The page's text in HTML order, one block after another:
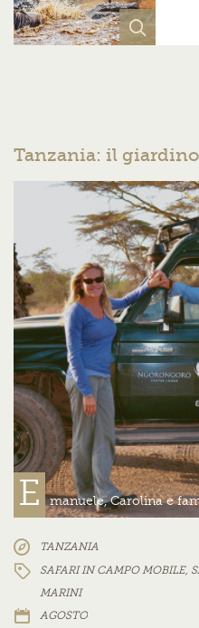
Tanzania: il giardino
E manuele, Carolina e
TANZANIA
SAFARI IN CAMPO MOBILE,
MARINI
AGOSTO